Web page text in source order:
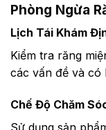
Phòng Ngừa
Lịch Tái Khám
Kiểm tra răng
các vấn đề và có
Chế Độ Chăm